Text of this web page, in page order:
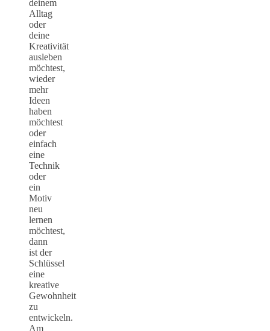
deinem
Alltag
oder
deine
Kreativität
ausleben
möchtest,
wieder
mehr
Ideen
haben
möchtest
oder
einfach
eine
Technik
oder
ein
Motiv
neu
lernen
möchtest,
dann
ist der
Schlüssel
eine
kreative
Gewohnheit
zu
entwickeln.
Am